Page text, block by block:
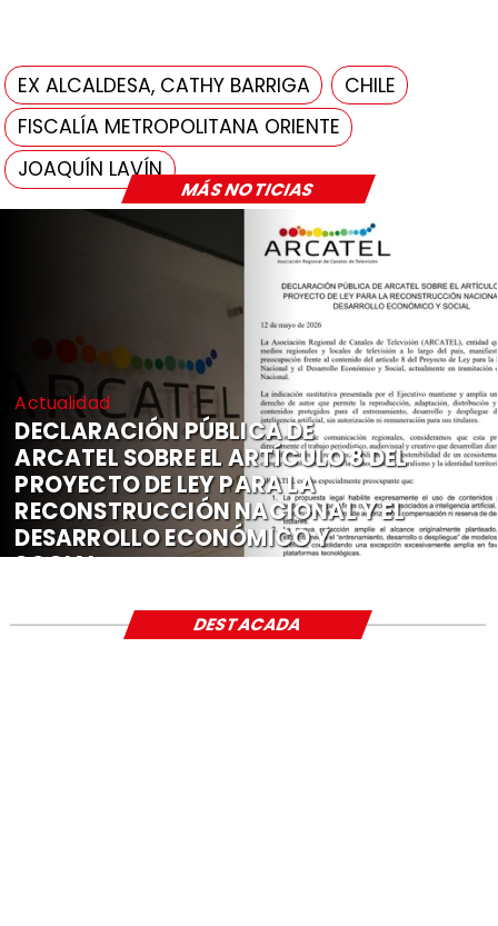
MÁS NOTICIAS
EX ALCALDESA, CATHY BARRIGA
CHILE
FISCALÍA METROPOLITANA ORIENTE
JOAQUÍN LAVÍN
Actualidad
DECLARACIÓN PÚBLICA DE
ARCATEL SOBRE EL ARTÍCULO 8 DEL
PROYECTO DE LEY PARA LA
RECONSTRUCCIÓN NACIONAL Y EL
DESARROLLO ECONÓMICO Y
SOCIAL
DESTACADA